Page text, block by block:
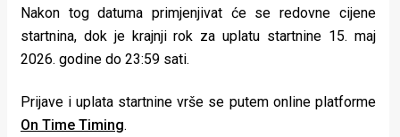
Nakon tog datuma primjenjivat će se redovne cijene
startnina, dok je krajnji rok za uplatu startnine 15. maj
2026. godine do 23:59 sati.
Prijave i uplata startnine vrše se putem online platforme
On Time Timing.